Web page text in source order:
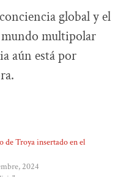
global y el
mundo multipolar
aún está por
de Troya insertado en el
2024